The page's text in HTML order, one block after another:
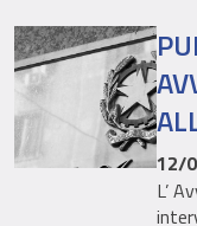
12/
L’